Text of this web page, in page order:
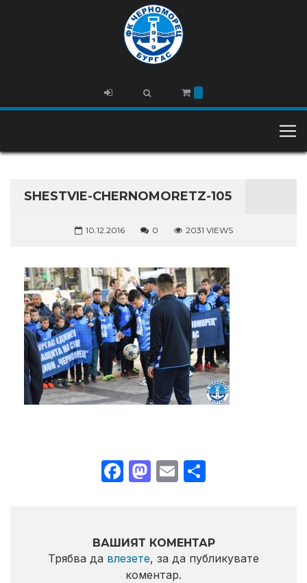
SHESTVIE-CHERNOMORETZ-105
10.12.2016 0 2031 VIEWS
Facebook
Mastodon
Email
ВАШИЯТ КОМЕНТАР
Трябва да влезете, за да публикувате
коментар.